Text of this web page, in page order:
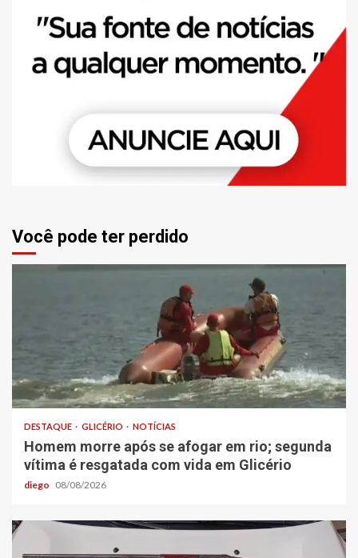
Você pode ter perdido
DESTAQUE GLICÉRIO NOTÍCIAS
Homem morre após se afogar em rio; segunda
vítima é resgatada com vida em Glicério
diego 08/08/2026